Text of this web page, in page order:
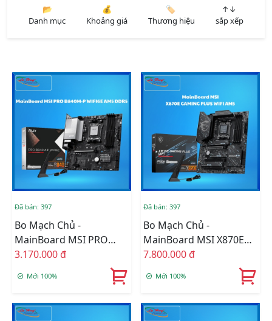
📂
Danh mục
💰
Khoảng giá
🏷️
Thương hiệu
↑↓
sắp xếp
Đã bán: 397
Bo Mạch Chủ -
MainBoard MSI PRO
B840M-P WIFI6E AM5
3.170.000 đ
Mới 100%
Đã bán: 397
Bo Mạch Chủ -
MainBoard MSI X870E
GAMING PLUS WIFI AM5
7.800.000 đ
Mới 100%